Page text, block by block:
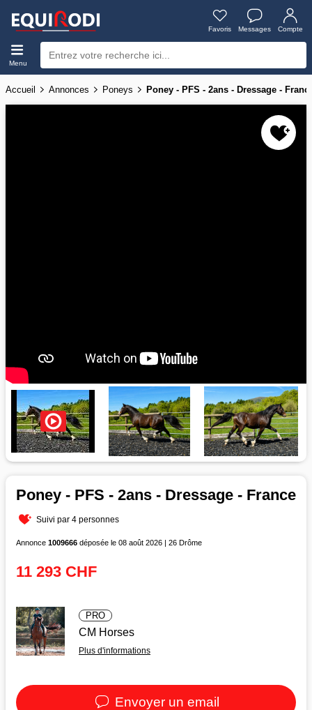
Favoris Messages Compte
Menu
Accueil Annonces Poneys Poney - PFS - 2ans - Dressage -
Poney - PFS - 2ans - Dressage - France
Suivi par 4 personnes
Annonce 1009666 déposée le 08 août 2026 | 26 Drôme
11 293 CHF
PRO
CM Horses
Plus d'informations
Envoyer un email